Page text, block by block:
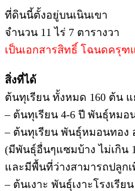
ที่ดินนี้ตั้งอยู่บนเนินเขา
จำนวน 11 ไร่ 7 ตารางวา
เป็นเอกสารสิทธิ์ โฉนดครุฑ
สิ่งที่ได้
ต้นทุเรียน ทั้งหมด 160 ต้น แ
– ต้นทุเรียน 4-6 ปี พันธุ์หม
– ต้นทุเรียน พันธุ์หมอนทอง
(มีพันธุ์อื่นๆแซมบ้าง ไม่เกิน
และมีพื้นที่ว่างสามารถปลูก
– ต้นเงาะ พันธุ์เงาะโรงเรี